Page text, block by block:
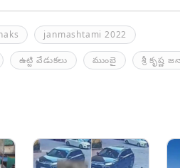
janmashtami 2022
ఉట్టి వేడుక‌లు ముంబై శ్రీ కృష్ణ